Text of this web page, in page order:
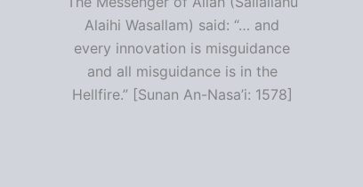
Alaihi Wasallam) said: “… and
every innovation is misguidance
and all misguidance is in the
Hellfire.” [Sunan An-Nasa’i: 1578]